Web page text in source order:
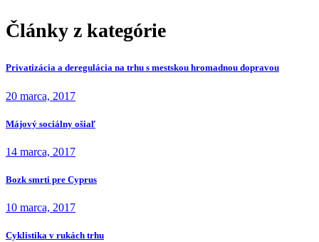
Články z kategórie
Privatizácia a deregulácia na trhu s mestskou hromadnou dopravou
20 marca, 2017
Májový sociálny ošiaľ
14 marca, 2017
Bozk smrti pre Cyprus
10 marca, 2017
Cyklistika v rukách trhu